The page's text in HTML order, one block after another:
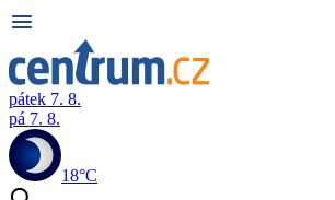
pátek 7. 8.
pá 7. 8.
18°C